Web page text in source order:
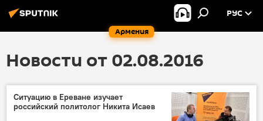
Армения
РУС
Новости от 02.08.2016
Ситуацию в Ереване изучает
российский политолог Никита Исаев